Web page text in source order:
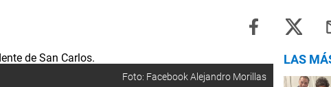
Foto: Facebook Alejandro Morillas
LAS